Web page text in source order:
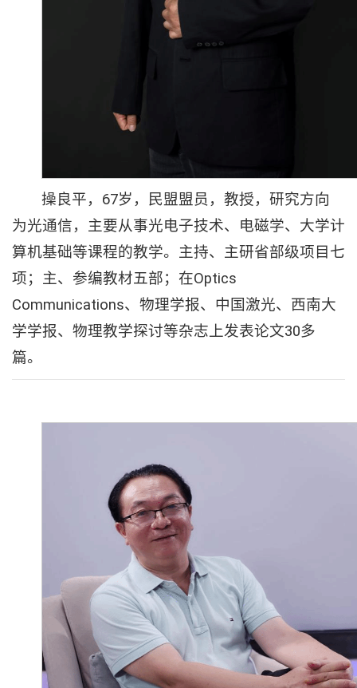
操良平，67岁，民盟盟员，教授，研究方向
为光通信，主要从事光电子技术、电磁学、大学计
算机基础等课程的教学。主持、主研省部级项目七
项；主、参编教材五部；在Optics
Communications、物理学报、中国激光、西南大
学学报、物理教学探讨等杂志上发表论文30多
篇。